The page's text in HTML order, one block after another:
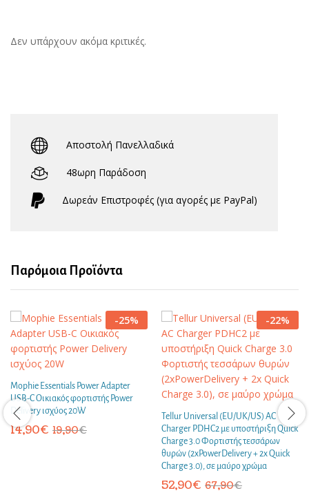
Δεν υπάρχουν ακόμα κριτικές.
Αποστολή Πανελλαδικά
48ωρη Παράδοση
Δωρεάν Eπιστροφές (για αγορές με PayPal)
Παρόμοια Προϊόντα
-25%
Mophie Essentials Power Adapter
USB-C Οικιακός φορτιστής Power
Delivery ισχύος 20W
14,90€ 19,90€
-22%
Tellur Universal (EU/UK/US) AC
Charger PDHC2 με υποστήριξη Quick
Charge 3.0 Φορτιστής τεσσάρων
θυρών (2xPowerDelivery + 2x Quick
Charge 3.0), σε μαύρο χρώμα
52,90€ 67,90€